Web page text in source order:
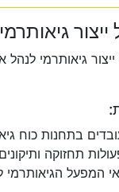
גיאותרמי
גיאותרמי
בתחנות כוח
תחזוקה
המפעל הגיאותרמי